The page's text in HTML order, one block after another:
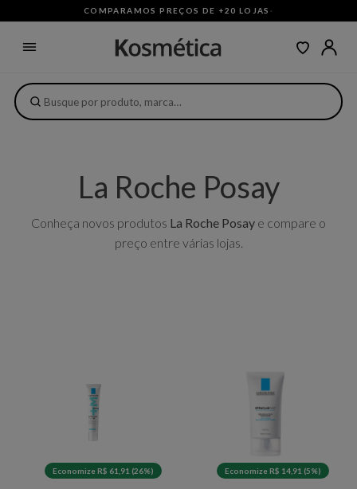
COMPARAMOS PREÇOS DE +20 LOJAS ·
La Roche Posay
Conheça novos produtos La Roche Posay e compare o
preço entre várias lojas.
Economize R$ 61,91 (26%) Economize R$ 14,91 (5%)